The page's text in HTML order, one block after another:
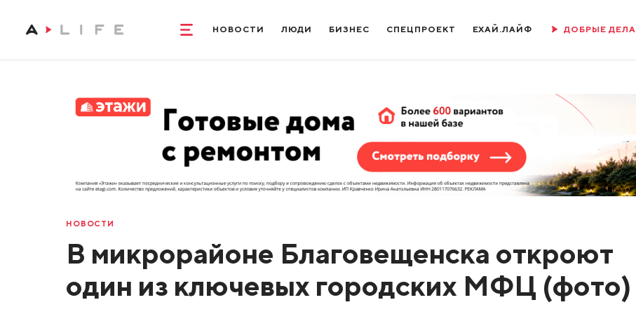
НОВОСТИ ЛЮДИ БИЗНЕС СПЕЦПРОЕКТ ЕХАЙ.ЛАЙФ ДОБРЫЕ ДЕЛА
НОВОСТИ
В микрорайоне Благовещенска откроют
один из ключевых городских МФЦ (фото)